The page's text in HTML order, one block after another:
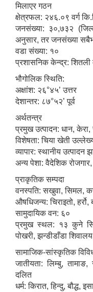
मिलाएर गठन
क्षेत्रफल: २४६.०९ वर्ग
जनसंख्या: ३०,७३२
अनुसार, तर जनसंख्या
वडा संख्या: १०
प्रशासनिक केन्द्र: शितली
भौगोलिक स्थिति:
अक्षांश: २६°४५’ उत्तर
देशान्तर: ८७°५२’ पूर्व
अर्थतन्त्र
प्रमुख उत्पादन: धान,
विशेषता: चिया खेती
व्यापार: स्थानीय उत्पादन
अन्य पेशा: वैदेशिक रोजगार,
प्राकृतिक सम्पदा
वनस्पति: सखुवा, सिमल,
औषधिजन्य: चिराइतो,
सामुदायिक वन: ६०
प्रमुख स्थल: १३ कुने
पोखरी, झन्डीडाँडा
सामाजिक-सांस्कृतिक
जातीयता: लिम्बु, तामाङ,
दलित
धर्म: किरात, हिन्दु, बौद्ध,